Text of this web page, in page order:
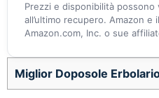
Prezzi e disponibilità possono
all’ultimo recupero. Amazon
Amazon.com, Inc. o sue
Miglior Doposole